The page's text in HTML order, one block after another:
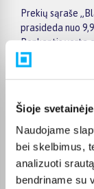
Šioje
Naudojame
bei skelbimus,
analizuoti
bendriname su
Prekių sąraše
prasideda nuo
Renkantis verta
pasiūlymus,
sąlygas, kad
Papildomi
susiaurinti
Peržiūrėkite
BIGBOX.LT,
Pasirinktą prekę
terminą.